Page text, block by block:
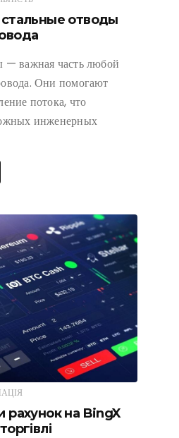
отводы
— важная часть любой
Они помогают
потока, что
инженерных
рахунок на BingX